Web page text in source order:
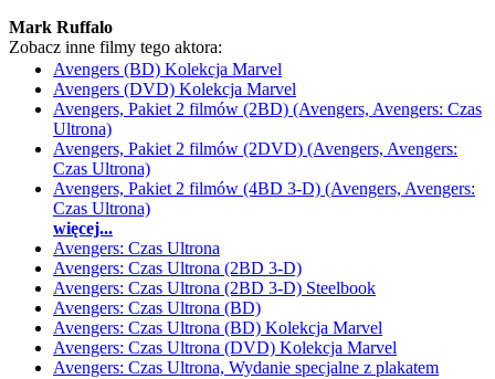
Mark Ruffalo
Zobacz inne filmy tego aktora:
Avengers (BD) Kolekcja Marvel
Avengers (DVD) Kolekcja Marvel
Avengers, Pakiet 2 filmów (2BD) (Avengers, Avengers: Czas
Ultrona)
Avengers, Pakiet 2 filmów (2DVD) (Avengers, Avengers:
Czas Ultrona)
Avengers, Pakiet 2 filmów (4BD 3-D) (Avengers, Avengers:
Czas Ultrona)
więcej...
Avengers: Czas Ultrona
Avengers: Czas Ultrona (2BD 3-D)
Avengers: Czas Ultrona (2BD 3-D) Steelbook
Avengers: Czas Ultrona (BD)
Avengers: Czas Ultrona (BD) Kolekcja Marvel
Avengers: Czas Ultrona (DVD) Kolekcja Marvel
Avengers: Czas Ultrona, Wydanie specjalne z plakatem